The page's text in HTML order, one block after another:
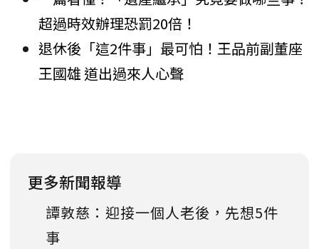
超過時效辦理恐罰20倍！
退休後「這2件事」最可怕！王品前副董座
王國雄 道出過來人心聲
更多新聞報導
譚敦慈：迎接一個人老後，先想5件
事